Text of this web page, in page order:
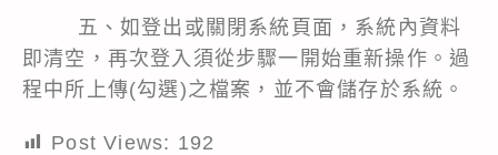
五、如登出或關閉系統頁面，系統內資料
即清空，再次登入須從步驟一開始重新操作。過
程中所上傳(勾選)之檔案，並不會儲存於系統。
Post Views: 192